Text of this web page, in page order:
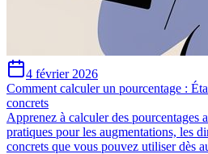
4 février 2026
Comment calculer un pourcentage :
concrets
Apprenez à calculer des pourcentages
pratiques pour les augmentations, les
concrets que vous pouvez utiliser dès